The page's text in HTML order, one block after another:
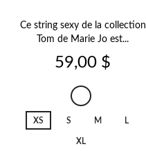
Ce string sexy de la collection
Tom de Marie Jo est...
Prix
59,00 $
Tom
XS
S M L
XL